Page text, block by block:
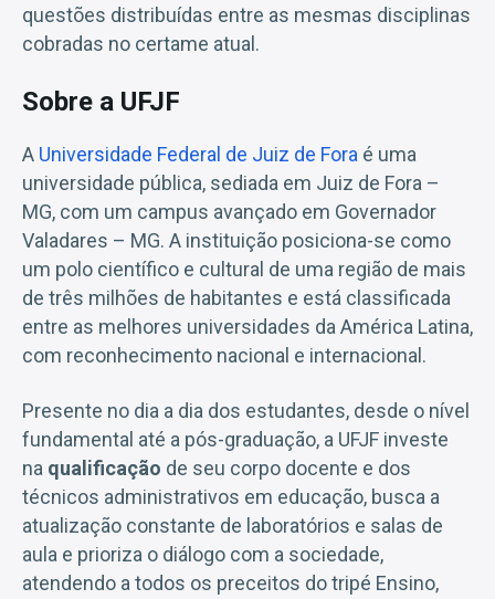
questões distribuídas entre as mesmas disciplinas
cobradas no certame atual.
Sobre a UFJF
A Universidade Federal de Juiz de Fora é uma
universidade pública, sediada em Juiz de Fora –
MG, com um campus avançado em Governador
Valadares – MG. A instituição posiciona-se como
um polo científico e cultural de uma região de mais
de três milhões de habitantes e está classificada
entre as melhores universidades da América Latina,
com reconhecimento nacional e internacional.
Presente no dia a dia dos estudantes, desde o nível
fundamental até a pós-graduação, a UFJF investe
na qualificação de seu corpo docente e dos
técnicos administrativos em educação, busca a
atualização constante de laboratórios e salas de
aula e prioriza o diálogo com a sociedade,
atendendo a todos os preceitos do tripé Ensino,